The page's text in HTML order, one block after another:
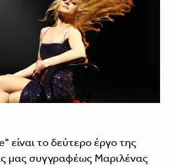
είναι το δεύτερο έργο της
μας συγγραφέως Μαριλένας